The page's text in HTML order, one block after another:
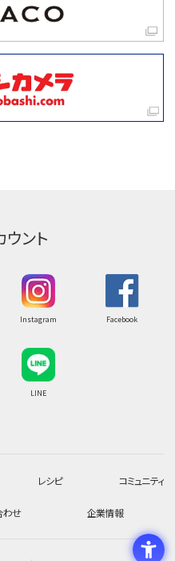
ント
Instagram Facebook
LINE
レシピ コミュニティ
わせ 企業情報